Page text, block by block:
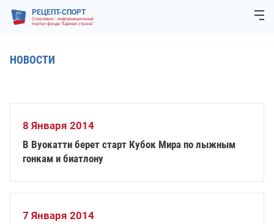
РЕЦЕПТ-СПОРТ
Спортивно - информационный
портал фонда "Единая страна"
НОВОСТИ
8 Января 2014
В Вуокатти берет старт Кубок Мира по лыжным
гонкам и биатлону
7 Января 2014